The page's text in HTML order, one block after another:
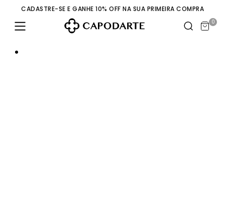
CADASTRE-SE E GANHE 10% OFF NA SUA PRIMEIRA COMPRA
0